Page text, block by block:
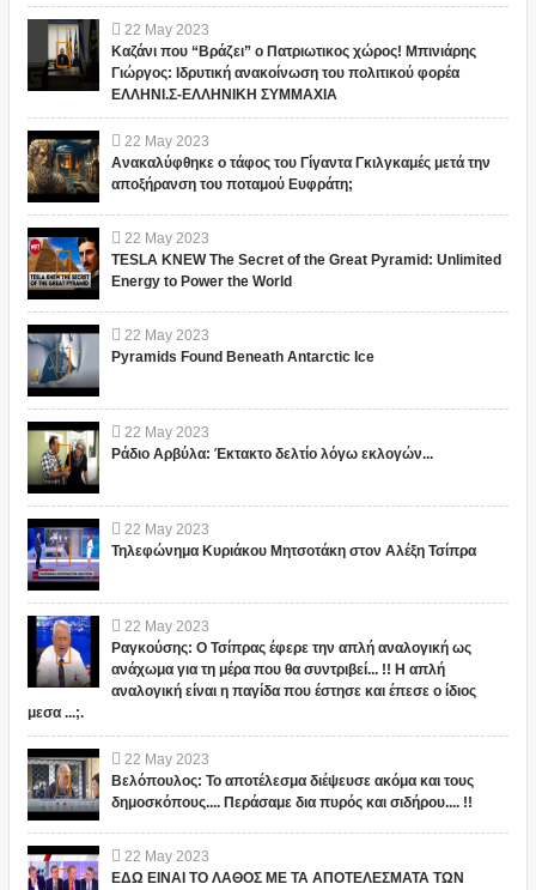
22 May 2023
Καζάνι που “Βράζει” ο Πατριωτικος χώρος! Μπινιάρης
Γιώργος: Ιδρυτική ανακοίνωση του πολιτικού φορέα
ΕΛΛΗΝΙ.Σ-ΕΛΛΗΝΙΚΗ ΣΥΜΜΑΧΙΑ
22 May 2023
Ανακαλύφθηκε ο τάφος του Γίγαντα Γκιλγκαμές μετά την
αποξήρανση του ποταμού Ευφράτη;
22 May 2023
TESLA KNEW The Secret of the Great Pyramid: Unlimited
Energy to Power the World
22 May 2023
Pyramids Found Beneath Antarctic Ice
22 May 2023
Ράδιο Αρβύλα: Έκτακτο δελτίο λόγω εκλογών...
22 May 2023
Τηλεφώνημα Κυριάκου Μητσοτάκη στον Αλέξη Τσίπρα
22 May 2023
Ραγκούσης: Ο Τσίπρας έφερε την απλή αναλογική ως
ανάχωμα για τη μέρα που θα συντριβεί... !! Η απλή
αναλογική είναι η παγίδα που έστησε και έπεσε ο ίδιος
μεσα ...;.
22 May 2023
Βελόπουλος: Το αποτέλεσμα διέψευσε ακόμα και τους
δημοσκόπους.... Περάσαμε δια πυρός και σιδήρου.... !!
22 May 2023
ΕΔΩ ΕΙΝΑΙ ΤΟ ΛΑΘΟΣ ΜΕ ΤΑ ΑΠΟΤΕΛΕΣΜΑΤΑ ΤΩΝ